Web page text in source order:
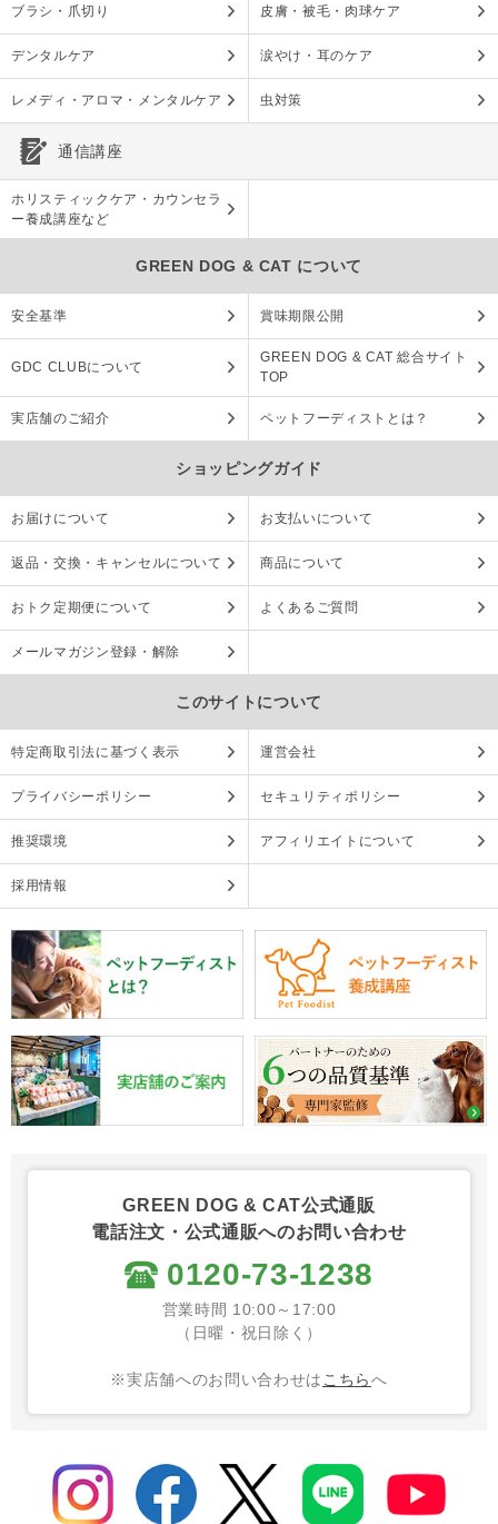
ブラシ・爪切り 皮膚・被毛・肉球ケア
デンタルケア 涙やけ・耳のケア
レメディ・アロマ・メンタルケア 虫対策
通信講座
ホリスティックケア・カウンセラ
ー養成講座など
GREEN DOG & CAT について
安全基準 賞味期限公開
GDC CLUBについて
GREEN DOG & CAT 総合サイト
TOP
実店舗のご紹介 ペットフーディストとは？
ショッピングガイド
お届けについて お支払いについて
返品・交換・キャンセルについて 商品について
おトク定期便について よくあるご質問
メールマガジン登録・解除
このサイトについて
特定商取引法に基づく表示 運営会社
プライバシーポリシー セキュリティポリシー
推奨環境 アフィリエイトについて
採用情報
GREEN DOG & CAT公式通販
電話注文・公式通販へのお問い合わせ
0120-73-1238
営業時間 10:00～17:00
（日曜・祝日除く）
※実店舗へのお問い合わせは こちらへ